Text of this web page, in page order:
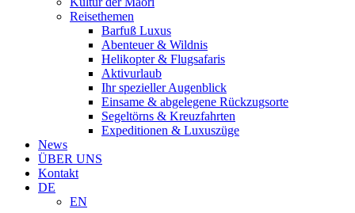
Reisethemen
Barfuß Luxus
Abenteuer & Wildnis
Helikopter & Flugsafaris
Aktivurlaub
Ihr spezieller Augenblick
Einsame & abgelegene Rückzugsorte
Segeltörns & Kreuzfahrten
Expeditionen & Luxuszüge
News
ÜBER UNS
Kontakt
DE
EN